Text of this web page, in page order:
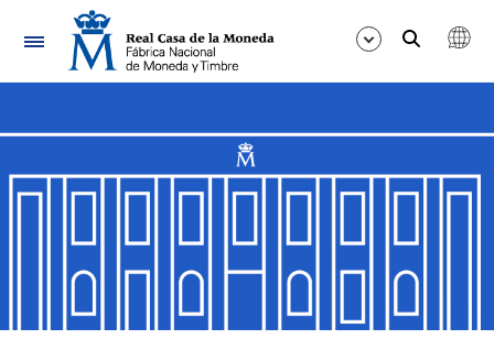
Nabigazioa
Erakutsi/Ezkutatu
Erakutsi/Ezkutatu
Erakutsi/Ezkutatu